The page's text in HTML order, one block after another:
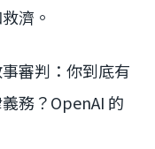
濟。
審判：你到底有
務？OpenAI 的